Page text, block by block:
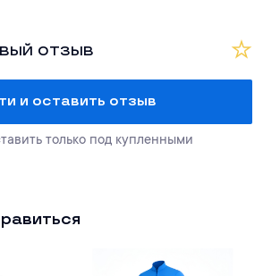
отзыв
и оставить отзыв
только под купленными